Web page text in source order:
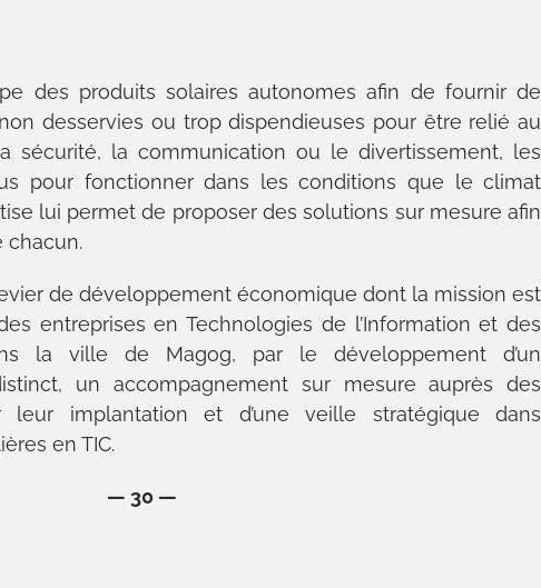
des produits solaires autonomes afin de fournir de
desservies ou trop dispendieuses pour être relié au
sécurité, la communication ou le divertissement, les
pour fonctionner dans les conditions que le climat
lui permet de proposer des solutions sur mesure afin
chacun.
de développement économique dont la mission est
entreprises en Technologies de l’Information et des
la ville de Magog, par le développement d’un
un accompagnement sur mesure auprès des
leur implantation et d’une veille stratégique dans
en TIC.
— 30 —